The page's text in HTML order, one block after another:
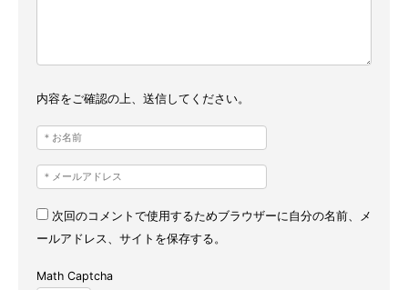
内容をご確認の上、送信してください。
次回のコメントで使用するためブラウザーに自分の名前、メ
ールアドレス、サイトを保存する。
Math Captcha